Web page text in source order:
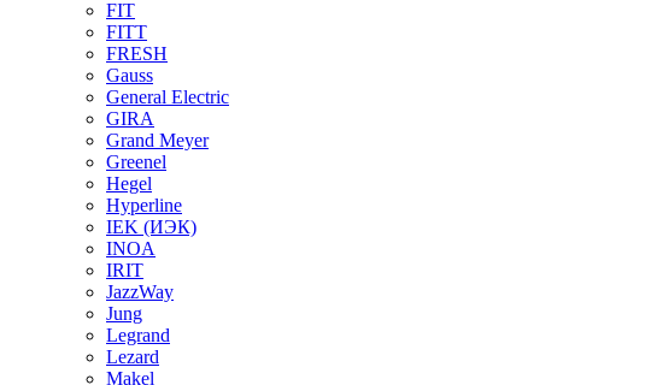
FIT
FITT
FRESH
Gauss
General Electric
GIRA
Grand Meyer
Greenel
Hegel
Hyperline
IEK (ИЭК)
INOA
IRIT
JazzWay
Jung
Legrand
Lezard
Makel